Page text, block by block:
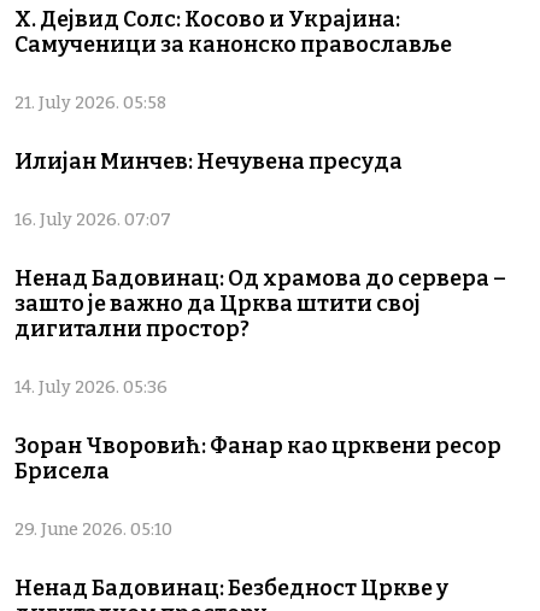
Х. Дејвид Солс: Косово и Украјина:
Самученици за канонско православље
21. July 2026. 05:58
Илијан Минчев: Нечувена пресуда
16. July 2026. 07:07
Ненад Бадовинац: Од храмова до сервера –
зашто је важно да Црква штити свој
дигитални простор?
14. July 2026. 05:36
Зоран Чворовић: Фанар као црквени ресор
Брисела
29. June 2026. 05:10
Ненад Бадовинац: Безбедност Цркве у